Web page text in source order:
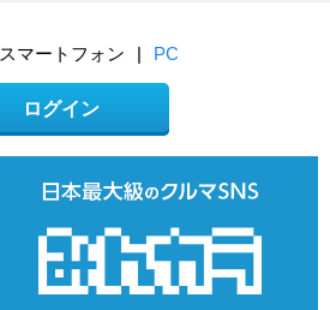
スマートフォン | PC
ログイン